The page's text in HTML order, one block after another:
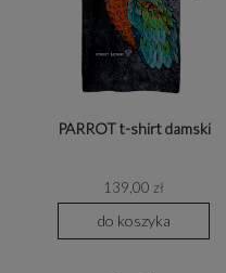
PARROT t-shirt damski
139,00 zł
do koszyka